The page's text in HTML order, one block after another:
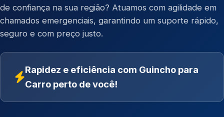
de confiança na sua região? Atuamos com agilidade em
chamados emergenciais, garantindo um suporte rápido,
seguro e com preço justo.
Rapidez e eficiência com Guincho para
Carro perto de você!